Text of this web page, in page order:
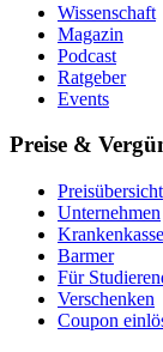
Wissenschaft
Magazin
Podcast
Ratgeber
Events
Preise &
Preisübersicht
Unternehmen
Krankenkasse
Barmer
Für
Ver­schen­ken
Coupon